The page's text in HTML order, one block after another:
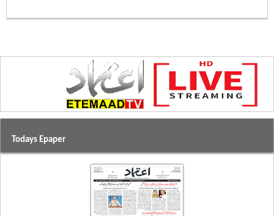
Todays Epaper